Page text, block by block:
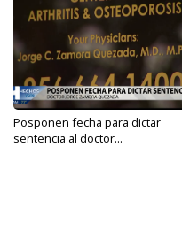
Posponen fecha para dictar
sentencia al doctor...